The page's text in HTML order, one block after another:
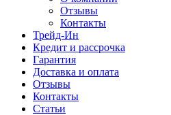
Отзывы
Контакты
Трейд-Ин
Кредит и рассрочка
Гарантия
Доставка и оплата
Отзывы
Контакты
Статьи